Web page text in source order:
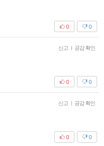
0
0
신고 | 공감 확인
0
0
신고 | 공감 확인
0
0